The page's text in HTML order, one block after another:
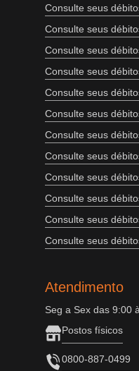
Consulte seus
Consulte seus
Consulte seus
Consulte seus
Consulte seus
Consulte seus
Consulte seus
Consulte seus
Consulte seus
Consulte seus
Consulte seus
Consulte seus
Atendimento
Seg a Sex das 9:00
Postos físicos
0800-887-0499